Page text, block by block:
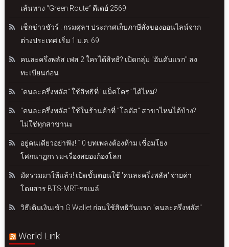
เส้นทาง “Green Route” ดีเดย์ 2569
เช็กข่าวชัวร์ : กรมศุลฯ ประกาศเก็บภาษีสั่งของออนไลน์จาก
ต่างประเทศ เริ่ม 1 ม.ค. 69
คนละครึ่งพลัส เฟส 2 ใครได้สิทธิ? เปิดกลุ่ม "อันดับแรก" ลง
ทะเบียนก่อน
"คนละครึ่งพลัส" ใช้สิทธิที่ "แม็คโคร" ได้ไหม?
"คนละครึ่งพลัส" ใช้ในร้านค้าที่ "โลตัส" สาขาไหนได้บ้าง?
ไม่ใช่ทุกสาขานะ
อยู่คนเดียวอย่าฟัง! 10 บทเพลงต้องห้าม เชื่อมโยง
โศกนาฏกรรม-เรื่องสยองก้องโลก
มัดรวมมาให้แล้ว! เปิดขั้นตอนใช้ 'คนละครึ่งพลัส' จ่ายค่า
โดยสาร BTS-MRT-รถเมล์
วิธีเติมเงินเข้า G Wallet ก่อนใช้สิทธิวันแรก "คนละครึ่งพลัส"
World Link